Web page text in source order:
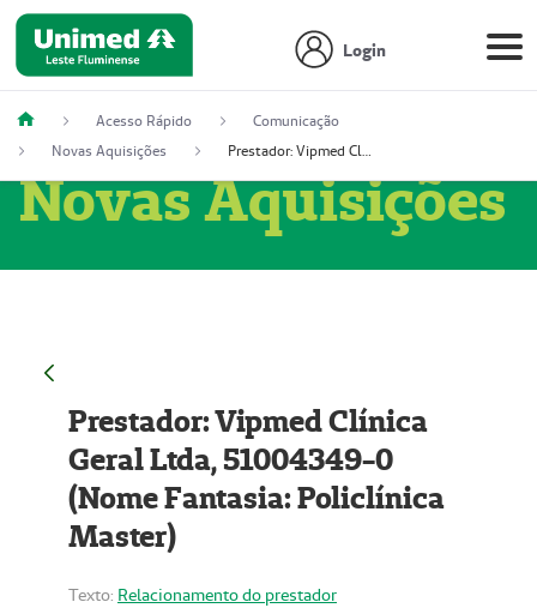
Login
Acesso Rápido
Comunicação
Novas Aquisições
Prestador: Vipmed Clínica Geral Ltda, 51004349-0 (Nome Fantasia: Policlínica Master)
Novas Aquisições
Prestador: Vipmed Clínica
Geral Ltda, 51004349-0
(Nome Fantasia: Policlínica
Master)
Texto: Relacionamento do prestador